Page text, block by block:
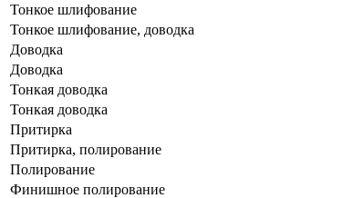
Тонкое шлифование
Тонкое шлифование, доводка
Доводка
Доводка
Тонкая доводка
Тонкая доводка
Притирка
Притирка, полирование
Полирование
Финишное полирование